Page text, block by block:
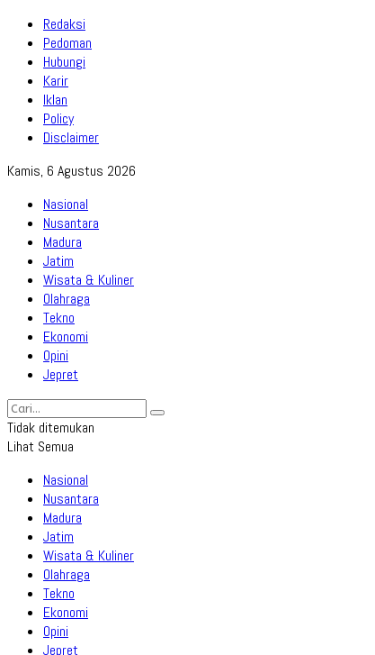
Redaksi
Pedoman
Hubungi
Karir
Iklan
Policy
Disclaimer
Kamis, 6 Agustus 2026
Nasional
Nusantara
Madura
Jatim
Wisata & Kuliner
Olahraga
Tekno
Ekonomi
Opini
Jepret
Tidak ditemukan
Lihat Semua
Nasional
Nusantara
Madura
Jatim
Wisata & Kuliner
Olahraga
Tekno
Ekonomi
Opini
Jepret